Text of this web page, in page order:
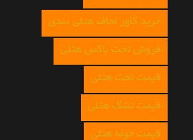
خرید کاور لحاف هتلی بندی
فروش تخت باکس هتلی
قیمت تخت هتلی
قیمت تشک هتلی
قیمت حوله هتلی